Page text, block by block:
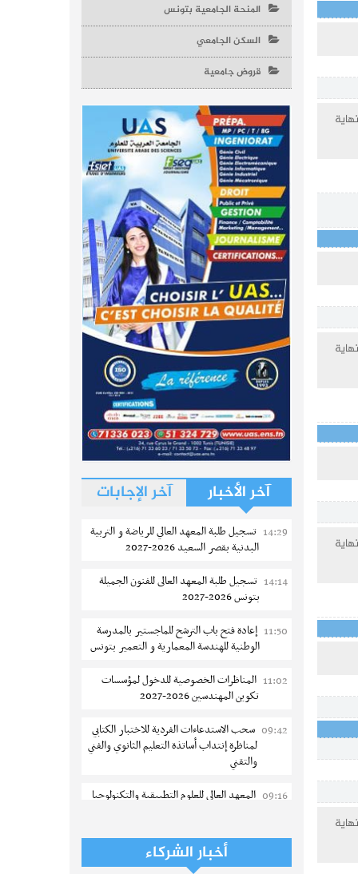
المنحة الجامعية بتونس
السكن الجامعي
قروض جامعية
آخر الأخبار آخر الإجابات
14:29 تسجيل طلبة المعهد العالي للرياضة و التربية
البدنية بقصر السعيد 2026-2027
14:14 تسجيل طلبة المعهد العالى للفنون الجميلة
بتونس 2026-2027
11:50 إعادة فتح باب الترشح للماجستير بالمدرسة
الوطنية للهندسة المعمارية و التعمير بتونس
11:02 المناظرات الخصوصية للدخول لمؤسسات
تكوين المهندسين 2026-2027
09:42 سحب الاستدعاءات الفردية للاختبار الكتابي
لمناظرة إنتداب أساتذة التعليم الثانوي والفني
والتقني
09:16 المعهد العالي للعلوم التطبيقية والتكنولوجيا
الترشح للماجستير بالمعهد العالي لمهن
الموضة بالمنستير 2026-2027
أخبار الشركاء